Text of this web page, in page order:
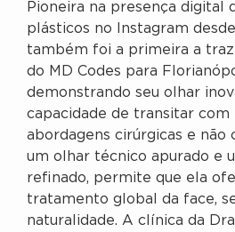
Pioneira na presença digital
plásticos no Instagram
também foi a primeira a
do MD Codes para
demonstrando seu olhar
capacidade de transitar com
abordagens cirúrgicas e não
um olhar técnico apurado e
refinado, permite que ela
tratamento global da face,
naturalidade. A clínica da